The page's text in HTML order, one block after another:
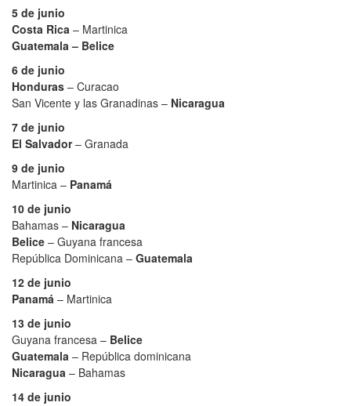
5 de junio
Costa Rica – Martinica
Guatemala – Belice
6 de junio
Honduras – Curacao
San Vicente y las Granadinas – Nicaragua
7 de junio
El Salvador– Granada
9 de junio
Martinica – Panamá
10 de junio
Bahamas – Nicaragua
Belice – Guyana francesa
República Dominicana – Guatemala
12 de junio
Panamá – Martinica
13 de junio
Guyana francesa – Belice
Guatemala – República dominicana
Nicaragua – Bahamas
14 de junio